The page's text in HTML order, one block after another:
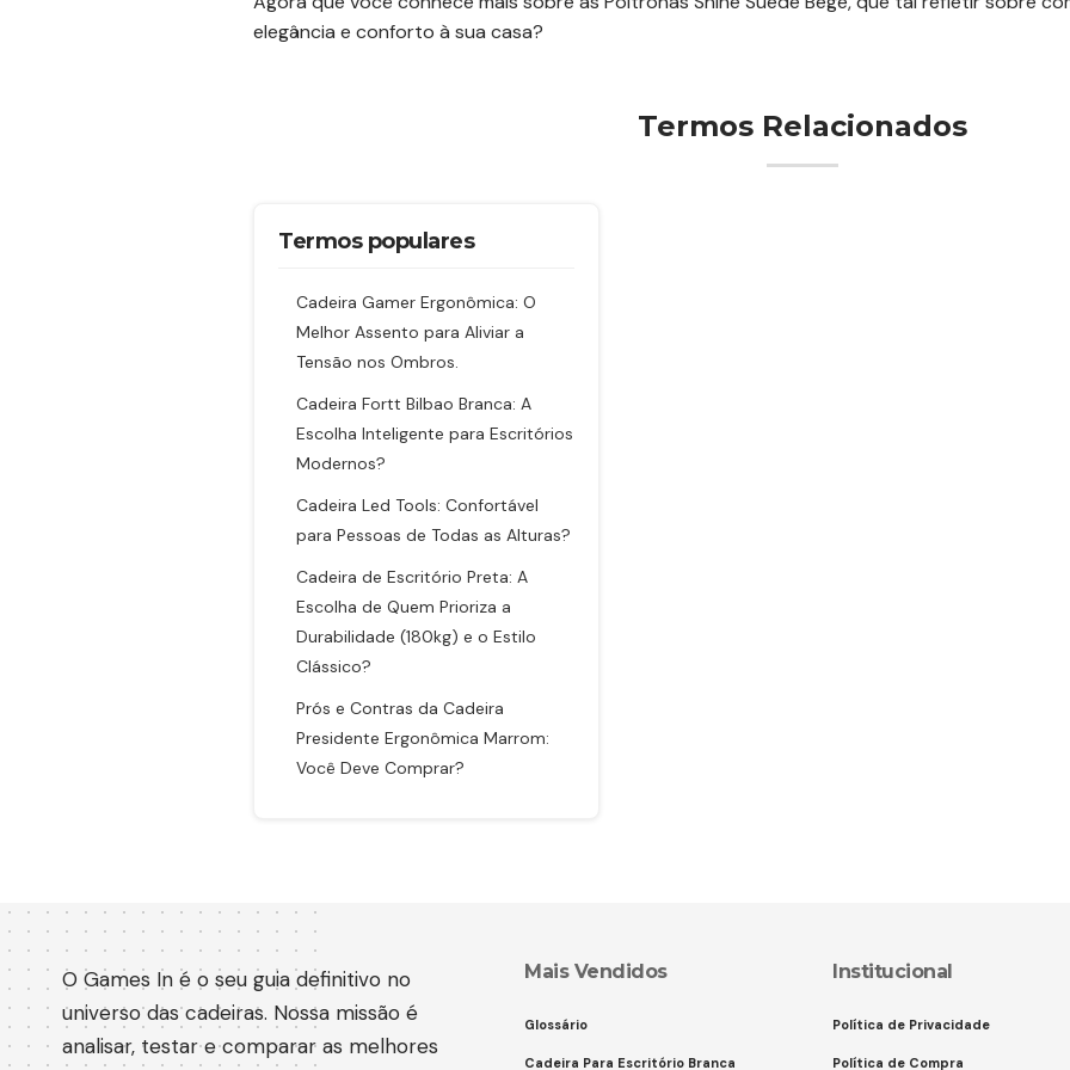
elegância e conforto à sua casa?
Termos Relacionados
Termos populares
Cadeira Gamer Ergonômica: O
Melhor Assento para Aliviar a
Tensão nos Ombros.
Cadeira Fortt Bilbao Branca: A
Escolha Inteligente para Escritórios
Modernos?
Cadeira Led Tools: Confortável
para Pessoas de Todas as Alturas?
Cadeira de Escritório Preta: A
Escolha de Quem Prioriza a
Durabilidade (180kg) e o Estilo
Clássico?
Prós e Contras da Cadeira
Presidente Ergonômica Marrom:
Você Deve Comprar?
O Games In é o seu guia definitivo no
universo das cadeiras. Nossa missão é
analisar, testar e comparar as melhores
Mais Vendidos
Glossário
Cadeira Para Escritório Branca
Institucional
Política de Privacidade
Política de Compra